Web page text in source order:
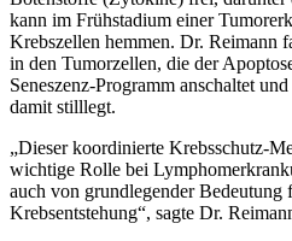
kann im Frühstadium einer
Krebszellen hemmen. Dr. Reimann
in den Tumorzellen, die der
Seneszenz-Programm anschaltet
damit stilllegt.
„Dieser koordinierte Krebsschutz-
wichtige Rolle bei
auch von grundlegender Bedeutung
Krebsentstehung“, sagte Dr.